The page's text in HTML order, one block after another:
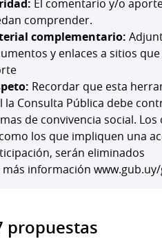
El comentario y/o
comprender.
complementario:
y enlaces a sitios
Recordar que esta
la Consulta Pública debe
de convivencia social.
los que impliquen una
serán eliminados
más información
propuestas